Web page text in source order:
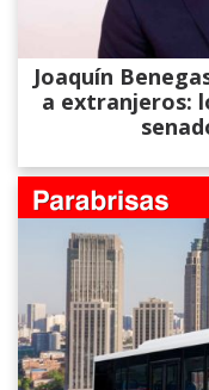
Joaquín
a extranjeros: